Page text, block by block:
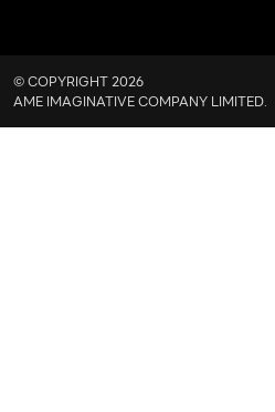
© COPYRIGHT 2026
AME IMAGINATIVE COMPANY LIMITED.